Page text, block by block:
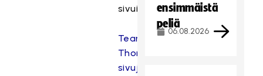
sivuilla.
Team
Thorengruppenin
sivujen
ensimmäistä
peliä
06.08.2026